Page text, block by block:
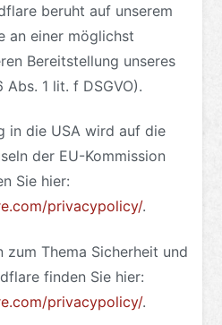
beruht auf unserem
an einer möglichst
Bereitstellung unseres
1 lit. f DSGVO).
in die USA wird auf die
der EU-Kommission
Sie hier:
privacypolicy/.
zum Thema Sicherheit und
finden Sie hier:
privacypolicy/.